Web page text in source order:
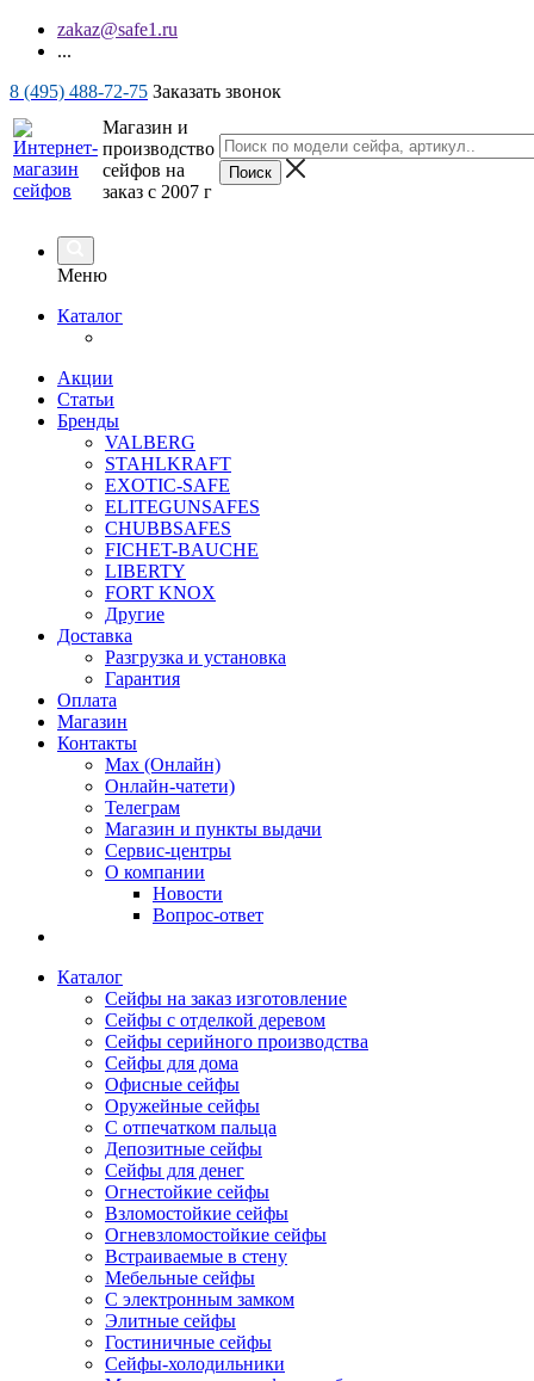
zakaz@safe1.ru
...
8 (495) 488-72-75 Заказать звонок
Магазин и
производство
сейфов на
заказ с 2007 г
Меню
Каталог
Акции
Статьи
Бренды
VALBERG
STAHLKRAFT
EXOTIC-SAFE
ELITEGUNSAFES
CHUBBSAFES
FICHET-BAUCHE
LIBERTY
FORT KNOX
Другие
Доставка
Разгрузка и установка
Гарантия
Оплата
Магазин
Контакты
Max (Онлайн)
Онлайн-чатети)
Телеграм
Магазин и пункты выдачи
Сервис-центры
О компании
Новости
Вопрос-ответ
Каталог
Сейфы на заказ изготовление
Сейфы с отделкой деревом
Сейфы серийного производства
Сейфы для дома
Офисные сейфы
Оружейные сейфы
С отпечатком пальца
Депозитные сейфы
Сейфы для денег
Огнестойкие сейфы
Взломостойкие сейфы
Огневзломостойкие сейфы
Встраиваемые в стену
Мебельные сейфы
С электронным замком
Элитные сейфы
Гостиничные сейфы
Сейфы-холодильники